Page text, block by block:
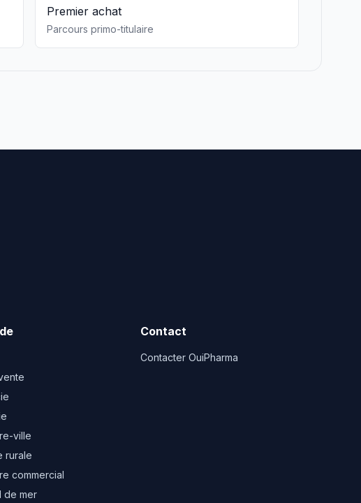
Premier achat
Parcours primo-titulaire
ville
rurale
commercial
de mer
Contact
Contacter OuiPharma